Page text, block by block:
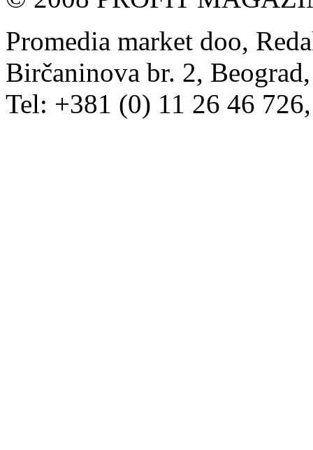
Promedia market doo,
Birčaninova br. 2,
Tel: +381 (0) 11 26 46